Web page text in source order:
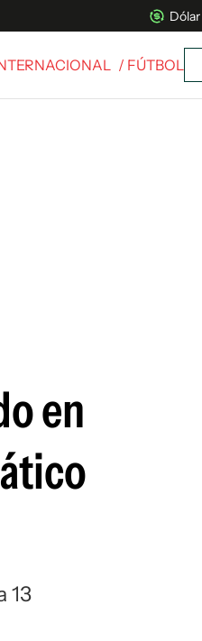
Dólar
Siguenos en:
/ FÚTBOL
en
13